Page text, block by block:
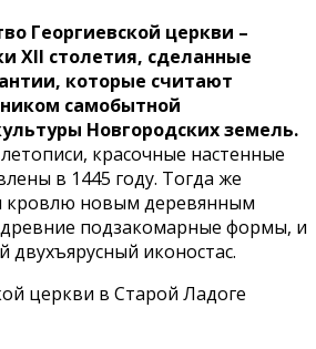
Георгиевской церкви –
XII столетия, сделанные
которые считают
самобытной
Новгородских земель.
красочные настенные
в 1445 году. Тогда же
кровлю новым деревянным
подзакомарные формы, и
двухъярусный иконостас.